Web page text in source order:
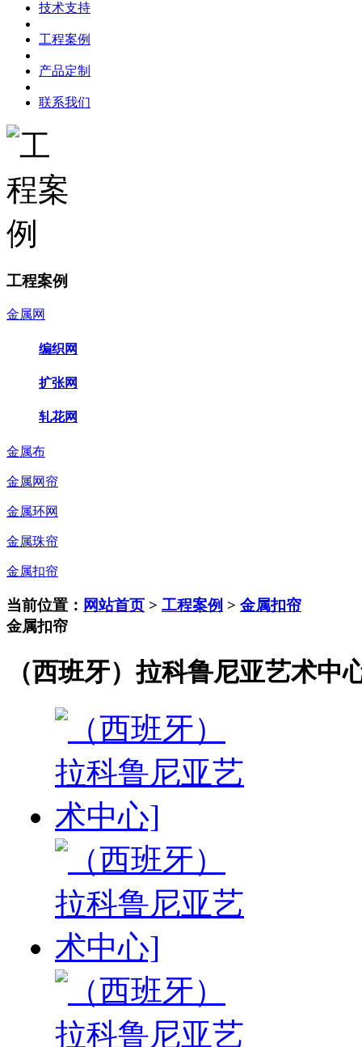
技术支持
工程案例
产品定制
联系我们
工程案例
金属网
编织网
扩张网
轧花网
金属布
金属网帘
金属环网
金属珠帘
金属扣帘
当前位置： 网站首页 > 工程案例 > 金属扣帘
金属扣帘
（西班牙）拉科鲁尼亚艺术中